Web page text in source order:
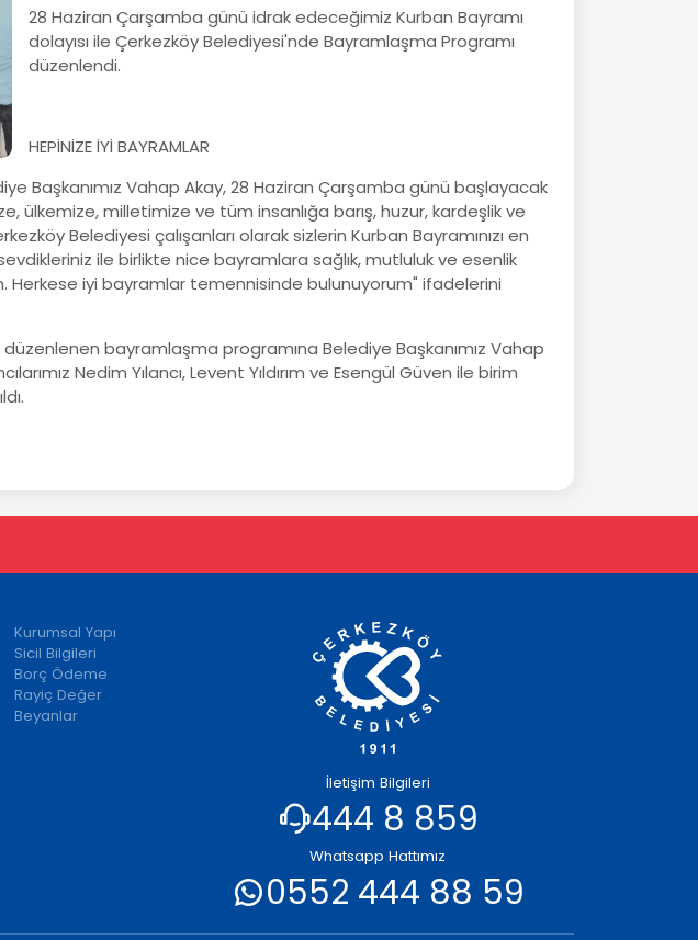
28 Haziran Çarşamba günü idrak edeceğimiz Kurban Bayramı
dolayısı ile Çerkezköy Belediyesi'nde Bayramlaşma Programı
düzenlendi.
HEPİNİZE İYİ BAYRAMLAR
Başkanımız Vahap Akay, 28 Haziran Çarşamba günü başlayacak
ülkemize, milletimize ve tüm insanlığa barış, huzur, kardeşlik ve
Belediyesi çalışanları olarak sizlerin Kurban Bayramınızı en
ile birlikte nice bayramlara sağlık, mutluluk ve esenlik
Herkese iyi bayramlar temennisinde bulunuyorum" ifadelerini
bayramlaşma programına Belediye Başkanımız Vahap
Nedim Yılancı, Levent Yıldırım ve Esengül Güven ile birim
Kurumsal Yapı
Sicil Bilgileri
Borç Ödeme
Rayiç Değer
Beyanlar
İletişim Bilgileri
444 8 859
Whatsapp Hattımız
0552 444 88 59